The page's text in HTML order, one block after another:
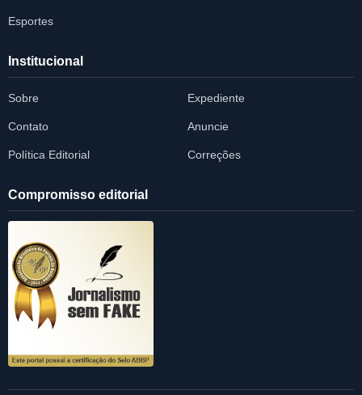
Esportes
Institucional
Sobre Expediente
Contato Anuncie
Política Editorial Correções
Compromisso editorial